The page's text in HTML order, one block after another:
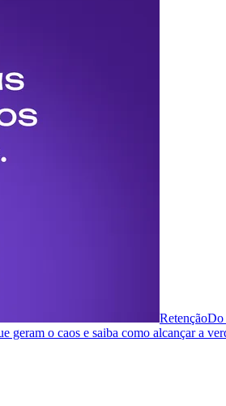
RetençãoDo
geram o caos e saiba como alcançar a